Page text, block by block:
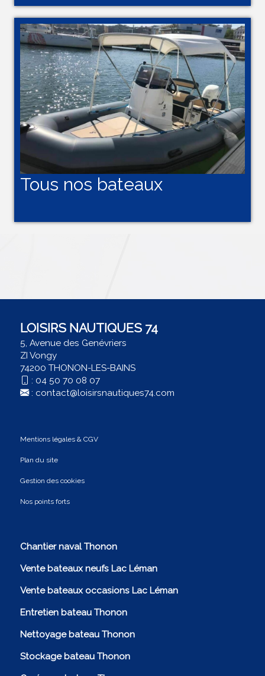
Tous nos bateaux
LOISIRS NAUTIQUES 74
5, Avenue des Genévriers
ZI Vongy
74200 THONON-LES-BAINS
: 04 50 70 08 07
: contact@loisirsnautiques74.com
Mentions légales & CGV
Plan du site
Gestion des cookies
Nos points forts
Chantier naval Thonon
Vente bateaux neufs Lac Léman
Vente bateaux occasions Lac Léman
Entretien bateau Thonon
Nettoyage bateau Thonon
Stockage bateau Thonon